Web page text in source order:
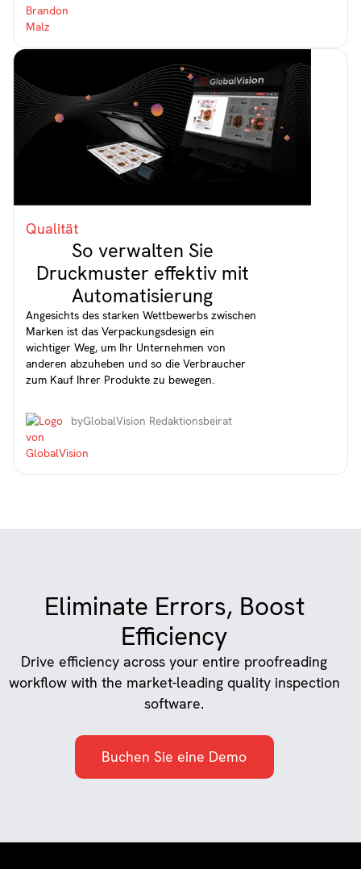
Qualität
So verwalten Sie
Druckmuster effektiv mit
Automatisierung
Angesichts des starken Wettbewerbs zwischen
Marken ist das Verpackungsdesign ein
wichtiger Weg, um Ihr Unternehmen von
anderen abzuheben und so die Verbraucher
zum Kauf Ihrer Produkte zu bewegen.
byGlobalVision Redaktionsbeirat
Eliminate Errors, Boost
Efficiency
Drive efficiency across your entire proofreading
workflow with the market-leading quality inspection
software.
Buchen Sie eine Demo